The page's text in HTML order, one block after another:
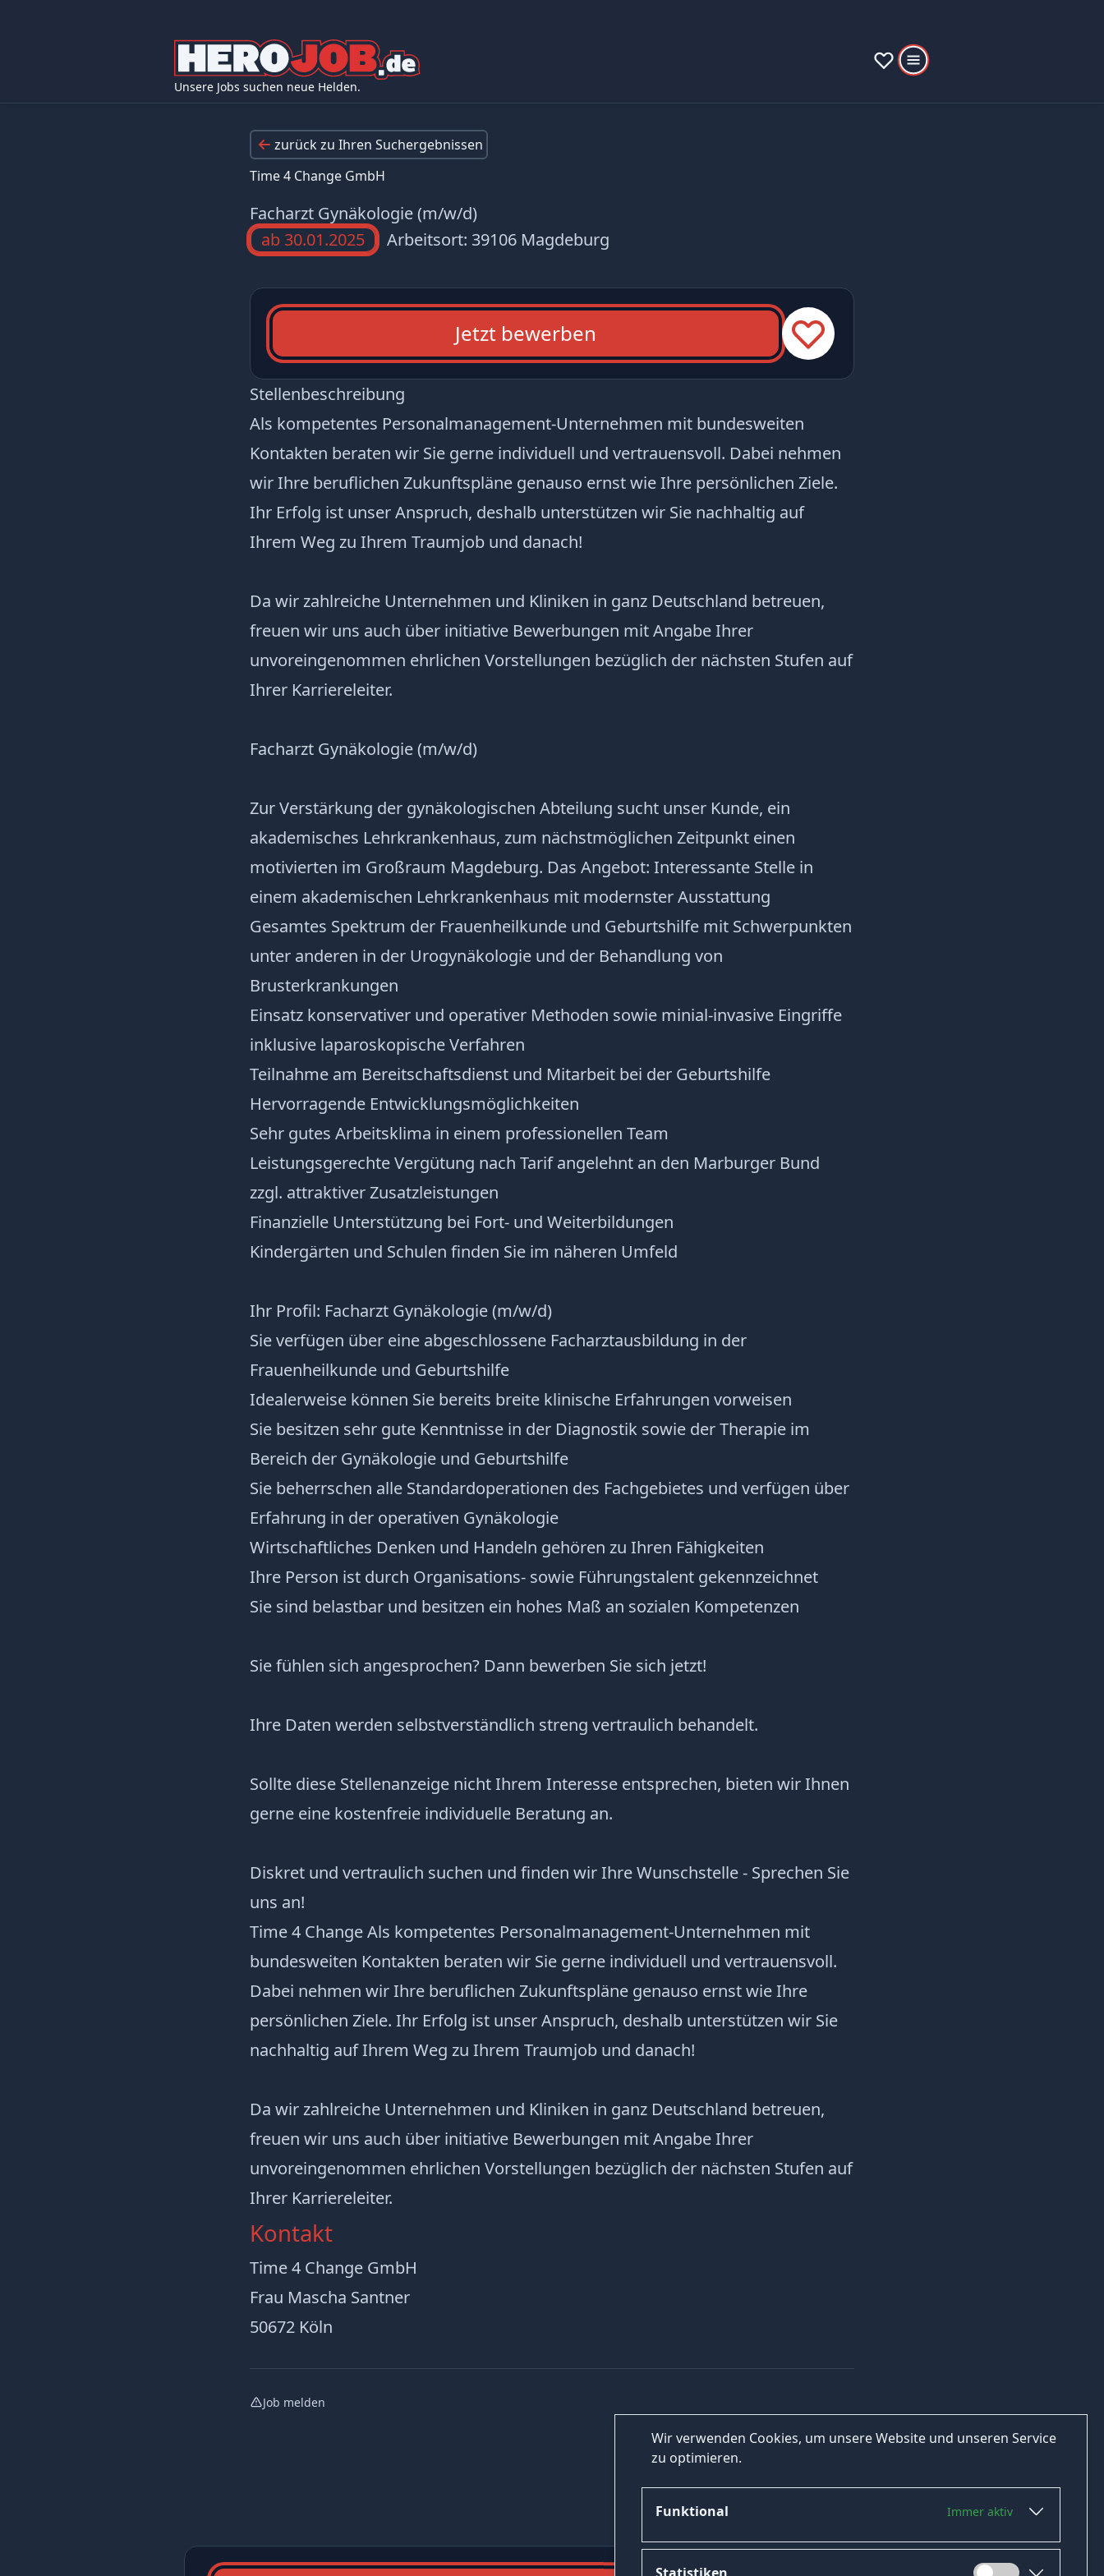
Wir verwenden Cookies, um unsere Website und unseren Service
zu optimieren.
Funktional Immer aktiv
Unsere Jobs suchen neue Helden.
zurück zu Ihren Suchergebnissen
Time 4 Change GmbH
Facharzt Gynäkologie (m/w/d)
ab 30.01.2025
Arbeitsort: 39106 Magdeburg
Jetzt bewerben
Stellenbeschreibung
Als kompetentes Personalmanagement-Unternehmen mit bundesweiten
Kontakten beraten wir Sie gerne individuell und vertrauensvoll. Dabei nehmen
wir Ihre beruflichen Zukunftspläne genauso ernst wie Ihre persönlichen Ziele.
Ihr Erfolg ist unser Anspruch, deshalb unterstützen wir Sie nachhaltig auf
Ihrem Weg zu Ihrem Traumjob und danach!
Da wir zahlreiche Unternehmen und Kliniken in ganz Deutschland betreuen,
freuen wir uns auch über initiative Bewerbungen mit Angabe Ihrer
unvoreingenommen ehrlichen Vorstellungen bezüglich der nächsten Stufen auf
Ihrer Karriereleiter.
Facharzt Gynäkologie (m/w/d)
Zur Verstärkung der gynäkologischen Abteilung sucht unser Kunde, ein
akademisches Lehrkrankenhaus, zum nächstmöglichen Zeitpunkt einen
motivierten im Großraum Magdeburg. Das Angebot: Interessante Stelle in
einem akademischen Lehrkrankenhaus mit modernster Ausstattung
Gesamtes Spektrum der Frauenheilkunde und Geburtshilfe mit Schwerpunkten
unter anderen in der Urogynäkologie und der Behandlung von
Brusterkrankungen
Einsatz konservativer und operativer Methoden sowie minial-invasive Eingriffe
inklusive laparoskopische Verfahren
Teilnahme am Bereitschaftsdienst und Mitarbeit bei der Geburtshilfe
Hervorragende Entwicklungsmöglichkeiten
Sehr gutes Arbeitsklima in einem professionellen Team
Leistungsgerechte Vergütung nach Tarif angelehnt an den Marburger Bund
zzgl. attraktiver Zusatzleistungen
Finanzielle Unterstützung bei Fort- und Weiterbildungen
Kindergärten und Schulen finden Sie im näheren Umfeld
Ihr Profil: Facharzt Gynäkologie (m/w/d)
Sie verfügen über eine abgeschlossene Facharztausbildung in der
Frauenheilkunde und Geburtshilfe
Idealerweise können Sie bereits breite klinische Erfahrungen vorweisen
Sie besitzen sehr gute Kenntnisse in der Diagnostik sowie der Therapie im
Bereich der Gynäkologie und Geburtshilfe
Sie beherrschen alle Standardoperationen des Fachgebietes und verfügen über
Erfahrung in der operativen Gynäkologie
Wirtschaftliches Denken und Handeln gehören zu Ihren Fähigkeiten
Ihre Person ist durch Organisations- sowie Führungstalent gekennzeichnet
Sie sind belastbar und besitzen ein hohes Maß an sozialen Kompetenzen
Sie fühlen sich angesprochen? Dann bewerben Sie sich jetzt!
Ihre Daten werden selbstverständlich streng vertraulich behandelt.
Sollte diese Stellenanzeige nicht Ihrem Interesse entsprechen, bieten wir Ihnen
gerne eine kostenfreie individuelle Beratung an.
Diskret und vertraulich suchen und finden wir Ihre Wunschstelle - Sprechen Sie
uns an!
Time 4 Change Als kompetentes Personalmanagement-Unternehmen mit
bundesweiten Kontakten beraten wir Sie gerne individuell und vertrauensvoll.
Dabei nehmen wir Ihre beruflichen Zukunftspläne genauso ernst wie Ihre
persönlichen Ziele. Ihr Erfolg ist unser Anspruch, deshalb unterstützen wir Sie
nachhaltig auf Ihrem Weg zu Ihrem Traumjob und danach!
Da wir zahlreiche Unternehmen und Kliniken in ganz Deutschland betreuen,
freuen wir uns auch über initiative Bewerbungen mit Angabe Ihrer
unvoreingenommen ehrlichen Vorstellungen bezüglich der nächsten Stufen auf
Ihrer Karriereleiter.
Kontakt
Time 4 Change GmbH
Frau Mascha Santner
50672 Köln
Job melden